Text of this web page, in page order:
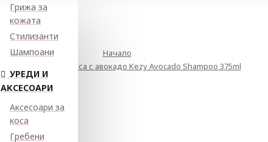
Грижа за
кожата
Стилизанти
Шампоани
УРЕДИ И
АКСЕСОАРИ
Аксесоари за
коса
Гребени
Начало
Шампоан за суха коса с авокадо Kezy Avocado Shampoo 375ml